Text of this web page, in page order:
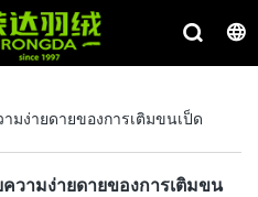
มง่ายดายของการเติมขนเป็ด
วามง่ายดายของการเติมขน